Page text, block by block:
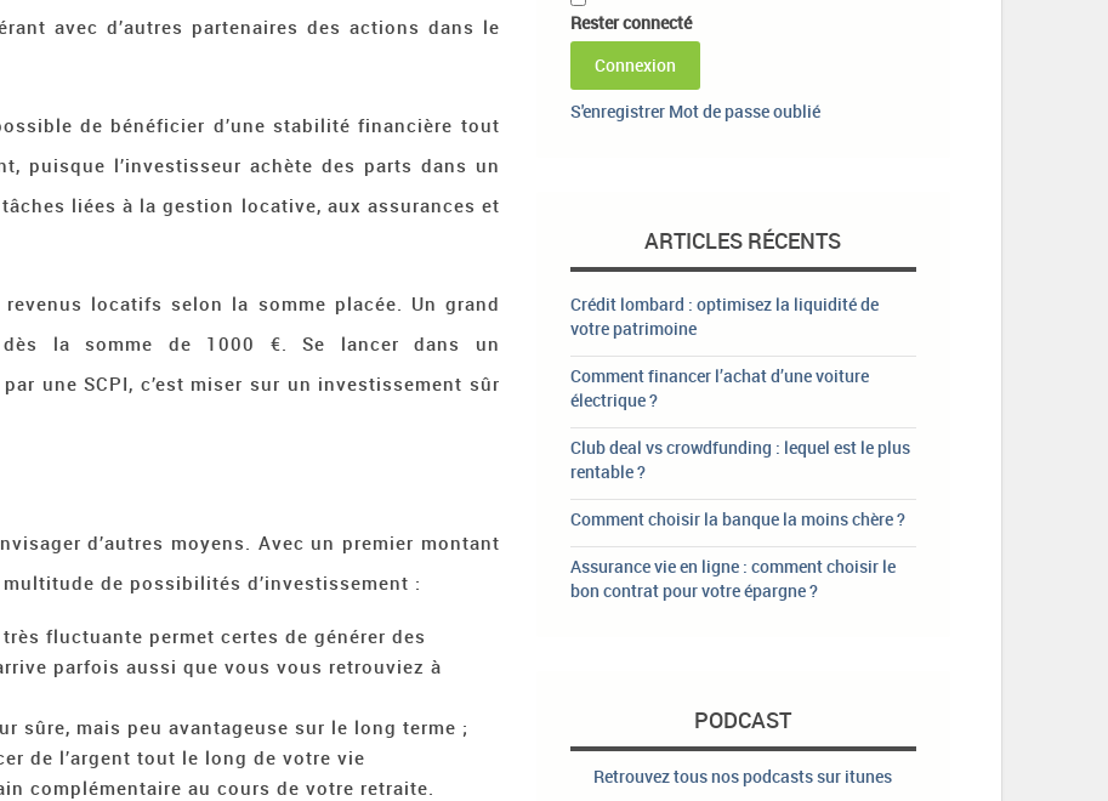
avec d’autres partenaires des actions dans le
de bénéficier d’une stabilité financière tout
puisque l’investisseur achète des parts dans un
liées à la gestion locative, aux assurances et
locatifs selon la somme placée. Un grand
la somme de 1000 €. Se lancer dans un
une SCPI, c’est miser sur un investissement sûr
d’autres moyens. Avec un premier montant
de possibilités d’investissement :
fluctuante permet certes de générer des
parfois aussi que vous vous retrouviez à
sûre, mais peu avantageuse sur le long terme ;
de l’argent tout le long de votre vie
complémentaire au cours de votre retraite.
Rester connecté
Connexion
S'enregistrer Mot de passe oublié
ARTICLES RÉCENTS
Crédit lombard : optimisez la liquidité de
votre patrimoine
Comment financer l’achat d’une voiture
électrique ?
Club deal vs crowdfunding : lequel est le plus
rentable ?
Comment choisir la banque la moins chère ?
Assurance vie en ligne : comment choisir le
bon contrat pour votre épargne ?
PODCAST
Retrouvez tous nos podcasts sur itunes